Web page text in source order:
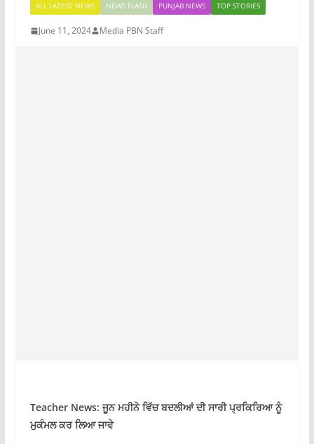
ALL LATEST NEWS NEWS FLASH PUNJAB NEWS TOP STORIES
June 11, 2024 Media PBN Staff
Teacher News: ਜੂਨ ਮਹੀਨੇ ਵਿੱਚ ਬਦਲੀਆਂ ਦੀ ਸਾਰੀ ਪ੍ਰਕਿਰਿਆ ਨੂੰ
ਮੁਕੰਮਲ ਕਰ ਲਿਆ ਜਾਵੇ